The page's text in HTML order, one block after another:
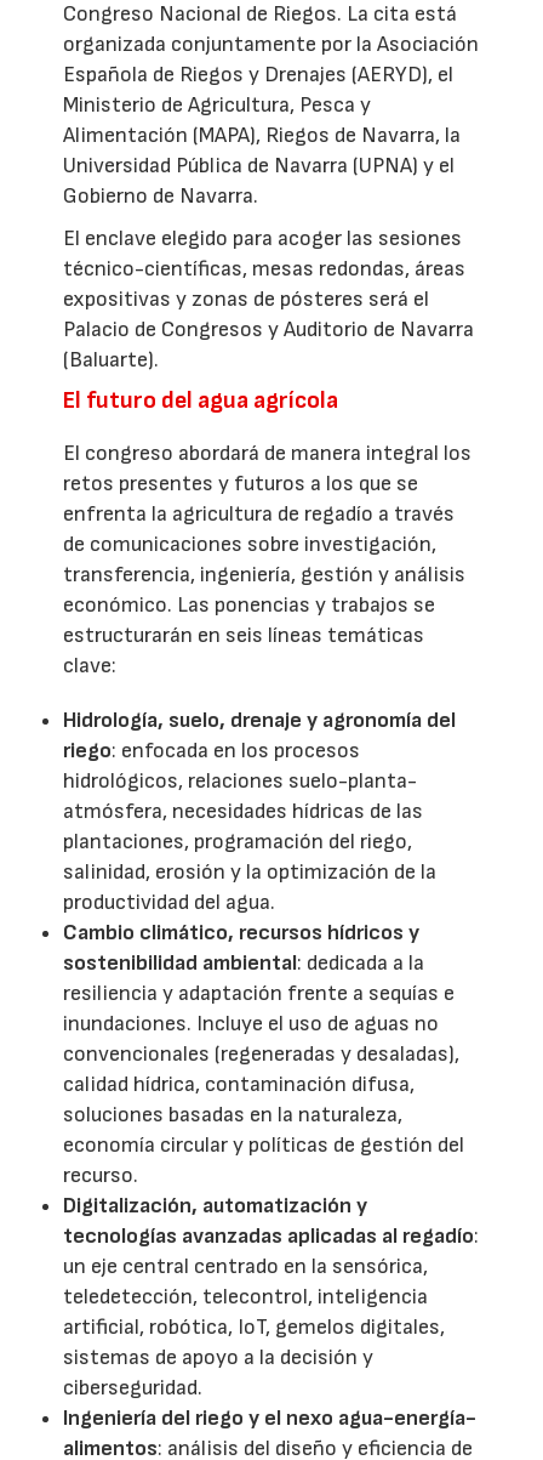
Congreso Nacional de Riegos. La cita está
organizada conjuntamente por la Asociación
Española de Riegos y Drenajes (AERYD), el
Ministerio de Agricultura, Pesca y
Alimentación (MAPA), Riegos de Navarra, la
Universidad Pública de Navarra (UPNA) y el
Gobierno de Navarra.
El enclave elegido para acoger las sesiones
técnico-científicas, mesas redondas, áreas
expositivas y zonas de pósteres será el
Palacio de Congresos y Auditorio de Navarra
(Baluarte).
El futuro del agua agrícola
El congreso abordará de manera integral los
retos presentes y futuros a los que se
enfrenta la agricultura de regadío a través
de comunicaciones sobre investigación,
transferencia, ingeniería, gestión y análisis
económico. Las ponencias y trabajos se
estructurarán en seis líneas temáticas
clave:
Hidrología, suelo, drenaje y agronomía del
riego: enfocada en los procesos
hidrológicos, relaciones suelo-planta-
atmósfera, necesidades hídricas de las
plantaciones, programación del riego,
salinidad, erosión y la optimización de la
productividad del agua.
Cambio climático, recursos hídricos y
sostenibilidad ambiental: dedicada a la
resiliencia y adaptación frente a sequías e
inundaciones. Incluye el uso de aguas no
convencionales (regeneradas y desaladas),
calidad hídrica, contaminación difusa,
soluciones basadas en la naturaleza,
economía circular y políticas de gestión del
recurso.
Digitalización, automatización y
tecnologías avanzadas aplicadas al regadío:
un eje central centrado en la sensórica,
teledetección, telecontrol, inteligencia
artificial, robótica, IoT, gemelos digitales,
sistemas de apoyo a la decisión y
ciberseguridad.
Ingeniería del riego y el nexo agua-energía-
alimentos: análisis del diseño y eficiencia de